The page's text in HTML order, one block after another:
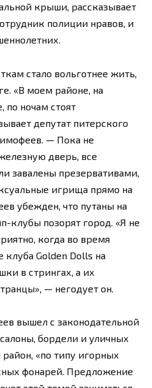
крыши, рассказывает
полиции нравов, и
стало вольготнее жить,
«В моем районе, на
по ночам стоят
депутат питерского
— Пока не
дверь, все
завалены презервативами,
игрища прямо на
убежден, что путаны на
клубы позорят город. «Я не
когда во время
клуба Golden Dolls на
в стрингах, а их
— негодует он.
вышел с законодательной
бордели и уличных
«по типу игорных
фонарей. Предложение